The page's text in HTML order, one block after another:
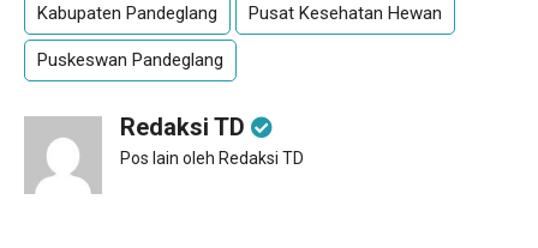
Kabupaten Pandeglang Pusat Kesehatan Hewan
Puskeswan Pandeglang
Redaksi TD
Pos lain oleh Redaksi TD